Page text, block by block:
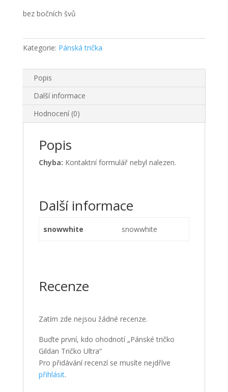
bez bočních švů
Kategorie: Pánská trička
Popis
Další informace
Hodnocení (0)
Popis
Chyba: Kontaktní formulář nebyl nalezen.
Další informace
snowwhite snowwhite
Recenze
Zatím zde nejsou žádné recenze.
Buďte první, kdo ohodnotí „Pánské tričko
Gildan Tričko Ultra“
Pro přidávání recenzí se musíte nejdříve
přihlásit.